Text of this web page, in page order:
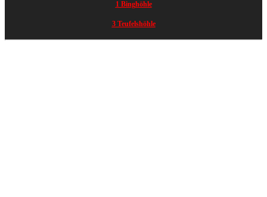
1 Binghöhle
3 Teufelshöhle